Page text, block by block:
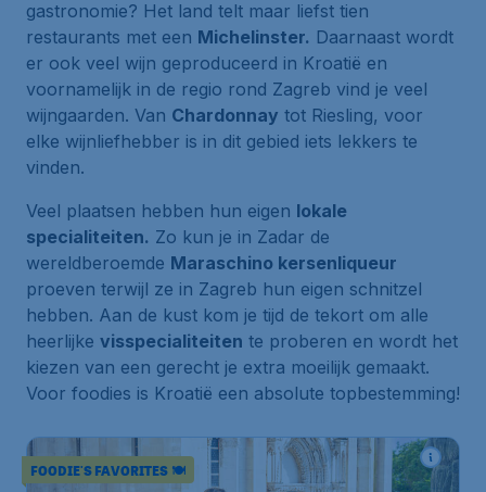
gastronomie? Het land telt maar liefst tien
restaurants met een Michelinster. Daarnaast wordt
er ook veel wijn geproduceerd in Kroatië en
voornamelijk in de regio rond Zagreb vind je veel
wijngaarden. Van Chardonnay tot Riesling, voor
elke wijnliefhebber is in dit gebied iets lekkers te
vinden.
Veel plaatsen hebben hun eigen lokale
specialiteiten. Zo kun je in Zadar de
wereldberoemde Maraschino kersenliqueur
proeven terwijl ze in Zagreb hun eigen schnitzel
hebben. Aan de kust kom je tijd de tekort om alle
heerlijke visspecialiteiten te proberen en wordt het
kiezen van een gerecht je extra moeilijk gemaakt.
Voor foodies is Kroatië een absolute topbestemming!
FOODIE'S FAVORITES 🍽️